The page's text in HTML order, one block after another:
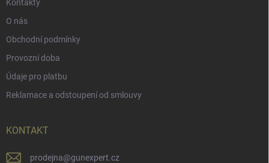
Kontakty
O nás
Obchodní podmínky
Provozní doba
Údaje pro platbu
Reklamace a odstoupení od smlouvy
KONTAKT
prodejna@gunexpert.cz